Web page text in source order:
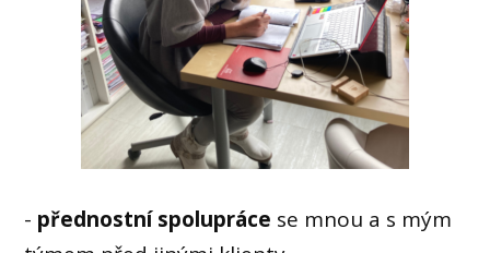
- přednostní spolupráce se mnou a s mým